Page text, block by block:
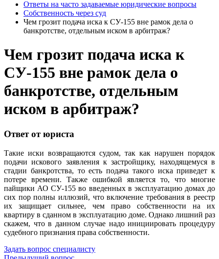
Ответы на часто задаваемые юридические вопросы
Собственность через суд
Чем грозит подача иска к СУ-155 вне рамок дела о
банкротстве, отдельным иском в арбитраж?
Чем грозит подача иска к
СУ-155 вне рамок дела о
банкротстве, отдельным
иском в арбитраж?
Ответ от юриста
Такие иски возвращаются судом, так как нарушен порядок
подачи искового заявления к застройщику, находящемуся в
стадии банкротства, то есть подача такого иска приведет к
потере времени. Также ошибкой является то, что многие
пайщики АО СУ-155 во введенных в эксплуатацию домах до
сих пор полны иллюзий, что включение требования в реестр
их защищает сильнее, чем право собственности на их
квартиру в сданном в эксплуатацию доме. Однако лишний раз
скажем, что в данном случае надо инициировать процедуру
судебного признания права собственности.
Задать вопрос специалисту